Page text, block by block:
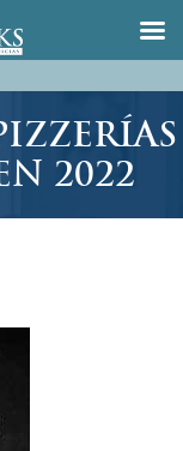
2022